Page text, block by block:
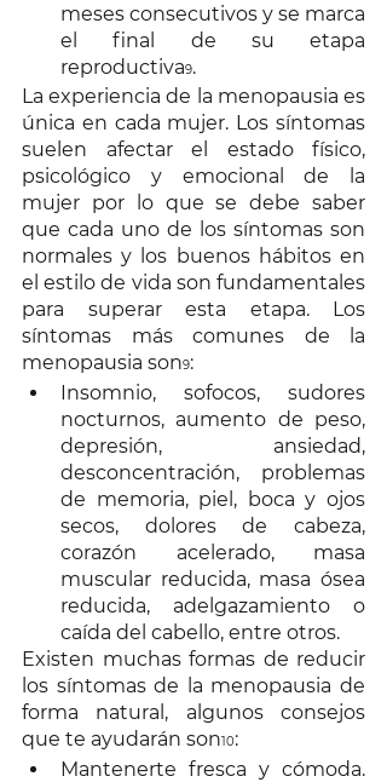
meses consecutivos y se marca
el final de su etapa
reproductiva9.
La experiencia de la menopausia es
única en cada mujer. Los síntomas
suelen afectar el estado físico,
psicológico y emocional de la
mujer por lo que se debe saber
que cada uno de los síntomas son
normales y los buenos hábitos en
el estilo de vida son fundamentales
para superar esta etapa. Los
síntomas más comunes de la
menopausia son9:
Insomnio, sofocos, sudores
nocturnos, aumento de peso,
depresión, ansiedad,
desconcentración, problemas
de memoria, piel, boca y ojos
secos, dolores de cabeza,
corazón acelerado, masa
muscular reducida, masa ósea
reducida, adelgazamiento o
caída del cabello, entre otros.
Existen muchas formas de reducir
los síntomas de la menopausia de
forma natural, algunos consejos
que te ayudarán son10:
Mantenerte fresca y cómoda.